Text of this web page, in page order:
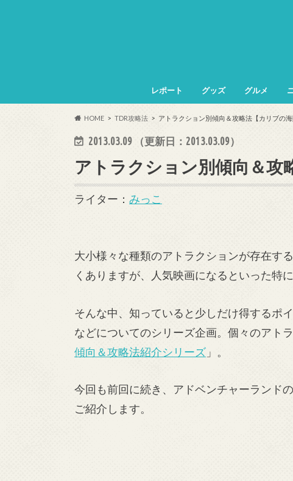
レポート グッズ グルメ
HOME TDR攻略法 アトラクション別傾向＆攻略法【カリブの
2013.03.09（更新日： 2013.03.09）
アトラクション別傾向＆攻
ライター： みっこ
大小様々な種類のアトラクションが存在す
くありますが、人気映画になるといった特
そんな中、知っていると少しだけ得するポ
などについてのシリーズ企画。個々のアト
傾向＆攻略法紹介シリーズ 」。
今回も前回に続き、アドベンチャーランド
ご紹介します。